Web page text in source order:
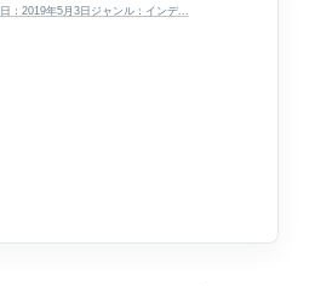
：2019年5月3日ジャンル：インデ...